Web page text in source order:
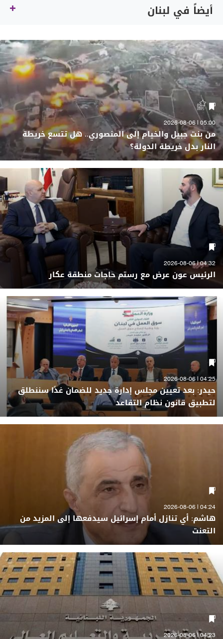
أيضاً في لبنان
05:00 | 2026-08-06
من بنت جبيل والخيام إلى المنصوري.. هل تتسع خريطة
النار بدل خريطة الدولة؟
04:32 | 2026-08-06
الرئيس عون عرض مع رستم حاجات منطقة عكار
04:25 | 2026-08-06
حيدر: بعد تعيين مجلس إدارة جديد للضمان غدًا سننطلق
لتطبيق قانون نظام التقاعد
04:24 | 2026-08-06
هاشم: أي تنازل أمام إسرائيل سيدفعها إلى المزيد من
التعنت
04:23 | 2026-08-06